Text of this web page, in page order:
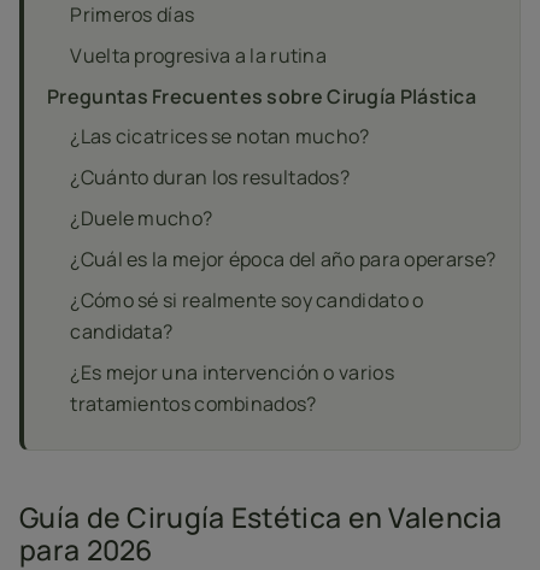
Primeros días
Vuelta progresiva a la rutina
Preguntas Frecuentes sobre Cirugía Plástica
¿Las cicatrices se notan mucho?
¿Cuánto duran los resultados?
¿Duele mucho?
¿Cuál es la mejor época del año para operarse?
¿Cómo sé si realmente soy candidato o
candidata?
¿Es mejor una intervención o varios
tratamientos combinados?
Guía de Cirugía Estética en Valencia
para 2026